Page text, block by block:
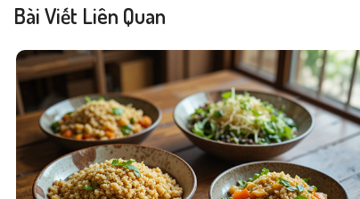
Bài Viết Liên Quan